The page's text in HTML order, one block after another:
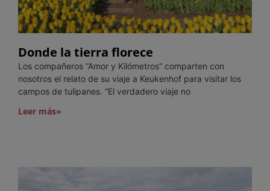
Donde la tierra florece
Los compañeros “Amor y Kilómetros” comparten con
nosotros el relato de su viaje a Keukenhof para visitar los
campos de tulipanes. “El verdadero viaje no
Leer más»